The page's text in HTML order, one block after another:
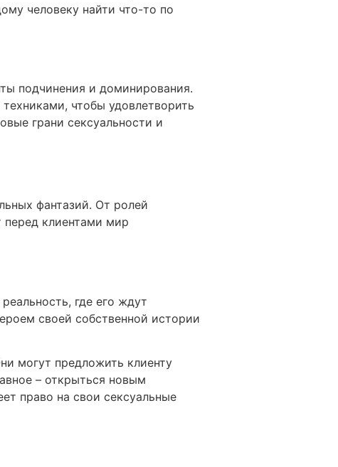
человеку найти что-то по
подчинения и доминирования.
чтобы удовлетворить
грани сексуальности и
фантазий. От ролей
клиентами мир
где его ждут
своей собственной истории
могут предложить клиенту
– открыться новым
право на свои сексуальные